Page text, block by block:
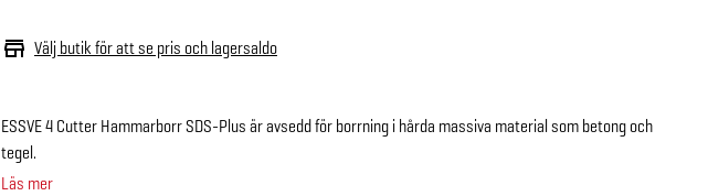
Välj butik för att se pris och lagersaldo
ESSVE 4 Cutter Hammarborr SDS-Plus är avsedd för borrning i hårda massiva material som betong och
tegel.
Läs mer